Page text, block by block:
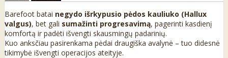
Barefoot batai negydo išrkypusio pėdos kauliuko (Hallux
valgus), bet gali sumažinti progresavimą, pagerinti kasdienį
komfortą ir padėti išvengti skausmingų padarinių.
Kuo anksčiau pasirenkama pėdai draugiška avalynė – tuo didesnė
tikimybė išvengti operacijos ateityje.